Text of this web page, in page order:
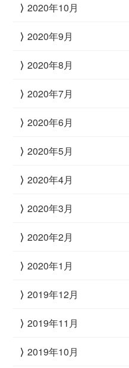
2020年10月
2020年9月
2020年8月
2020年7月
2020年6月
2020年5月
2020年4月
2020年3月
2020年2月
2020年1月
2019年12月
2019年11月
2019年10月